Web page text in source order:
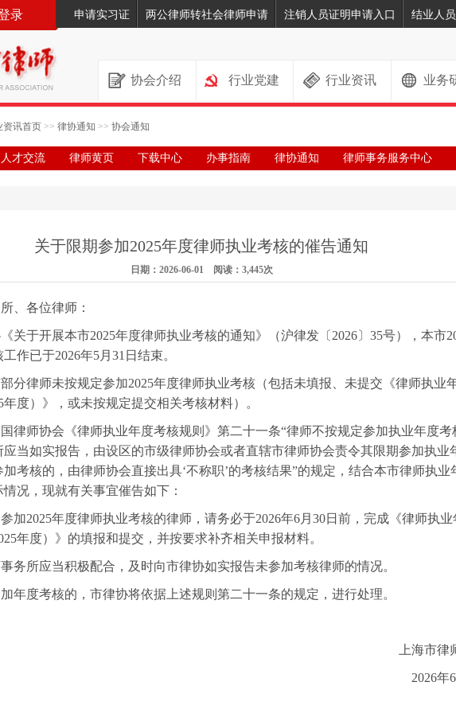
录 申请实习证 两公律师转社会律师申请 注销人员证明申请入口 结业人
协会介绍 行业党建 行业资讯 业务
资讯首页 >> 律协通知 >> 协会通知
人才交流 律师黄页 下载中心 办事指南 律协通知 律师事务服务中心
关于限期参加2025年度律师执业考核的催告通知
日期：2026-06-01 阅读：3,445次
、各位律师：
关于开展本市2025年度律师执业考核的通知》（沪律发〔2026〕35号），本市
作已于2026年5月31日结束。
分律师未按规定参加2025年度律师执业考核（包括未填报、未提交《律师执业
年度）》，或未按规定提交相关考核材料）。
律师协会《律师执业年度考核规则》第二十一条“律师不按规定参加执业年度考
应当如实报告，由设区的市级律师协会或者直辖市律师协会责令其限期参加执业
考核的，由律师协会直接出具‘不称职’的考核结果”的规定，结合本市律师执业
况，现就有关事宜催告如下：
加2025年度律师执业考核的律师，请务必于2026年6月30日前，完成《律师执业
年度）》的填报和提交，并按要求补齐相关申报材料。
务所应当积极配合，及时向市律协如实报告未参加考核律师的情况。
年度考核的，市律协将依据上述规则第二十一条的规定，进行处理。
上海市律
2026年